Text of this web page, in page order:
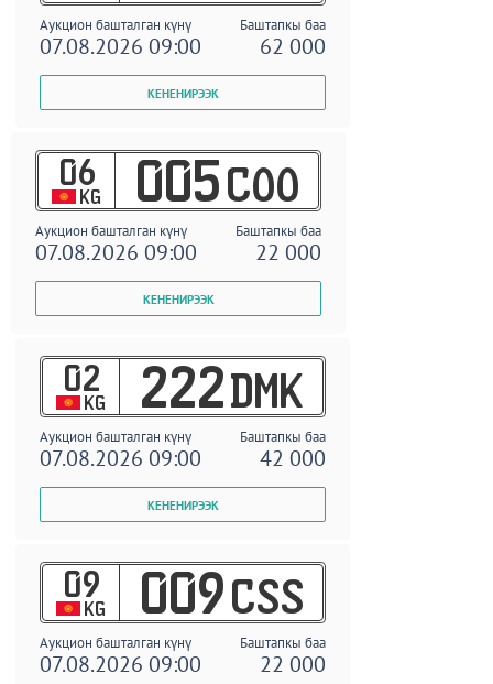
Аукцион башталган күнү Баштапкы баа
07.08.2026 09:00 62 000
06
KG 005 COO
Аукцион башталган күнү Баштапкы баа
07.08.2026 09:00 22 000
02
KG 222 DMK
Аукцион башталган күнү Баштапкы баа
07.08.2026 09:00 42 000
09
KG 009 CSS
Аукцион башталган күнү Баштапкы баа
07.08.2026 09:00 22 000